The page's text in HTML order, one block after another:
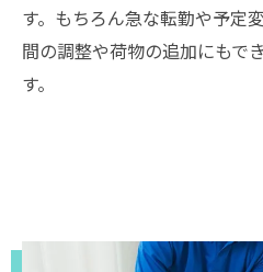
す。もちろん急な転勤や予定
間の調整や荷物の追加にもで
す。